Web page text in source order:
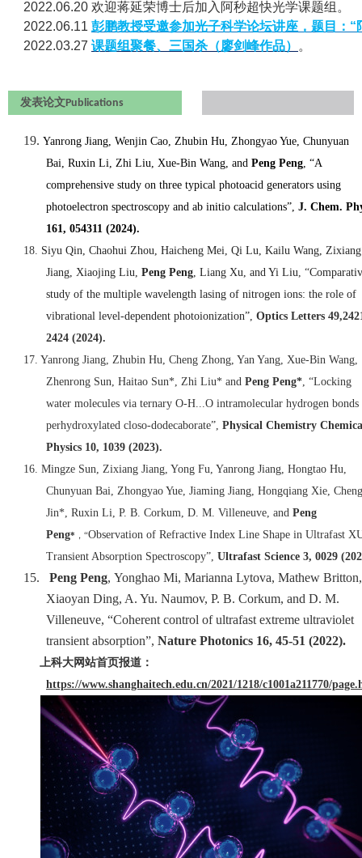
2022.06.20 欢迎蒋延荣博士后加入阿秒超快光学课题组。
2022.06.11 彭鹏教授受邀参加光子科学论坛讲座，题目：“
2022.03.27 课题组聚餐、三国杀（廖剑峰作品） 。
发表论文Publications
19. Yanrong Jiang, Wenjin Cao, Zhubin Hu, Zhongyao Yue, Chunyuan
Bai, Ruxin Li, Zhi Liu, Xue-Bin Wang, and Peng Peng , “A
comprehensive study on three typical photoacid generators using
photoelectron spectroscopy and ab initio calculations”, J. Chem.
161, 054311 (2024).
18. Siyu Qin, Chaohui Zhou, Haicheng Mei, Qi Lu, Kailu Wang, Zixiang
Jiang, Xiaojing Liu, Peng Peng , Liang Xu, and Yi Liu , “
study of the multiple wavelength lasing of nitrogen ions: the role of
vibrational level-dependent photoionization”, Optics Letters 49,
2424 (2024).
17. Yanrong Jiang, Zhubin Hu, Cheng Zhong, Yan Yang, Xue-Bin Wang,
Zhenrong Sun, Haitao Sun*, Zhi Liu* and Peng Peng* , “Locking
water molecules via ternary O-H...O intramolecular hydrogen bonds
perhydroxylated closo-dodecaborate”, Physical Chemistry
Physics 10, 1039 (2023).
16. Mingze Sun , Zixiang Jiang , Yong Fu , Yanrong Jiang , Hongtao Hu
Chunyuan Bai , Zhongyao Yue , Jiaming Jiang , Hongqiang Xie , Cheng
Jin* , Ruxin Li , P. B. Corkum , D. M. Villeneuve , and Peng
Peng* ，“Observation of Refractive Index Line Shape in Ultrafast
Transient Absorption Spectroscopy”, Ultrafast Science 3, 0029
15. Peng Peng, Yonghao Mi, Marianna Lytova, Mathew Britton,
Xiaoyan Ding, A. Yu. Naumov, P. B. Corkum, and D. M.
Villeneuve, “Coherent control of ultrafast extreme ultraviolet
transient absorption”, Nature Photonics 16, 45-51 (2022).
上科大网站首页报道：
https://www.shanghaitech.edu.cn/2021/1218/c1001a211770/